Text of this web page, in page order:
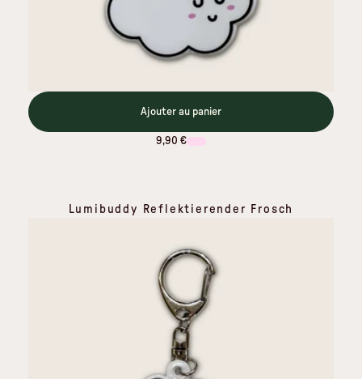
Ajouter au panier
9,90 €
Lumibuddy Reflektierender Frosch